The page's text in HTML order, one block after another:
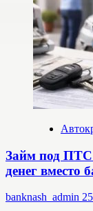
Займ под
денег вместо
banknash_admin